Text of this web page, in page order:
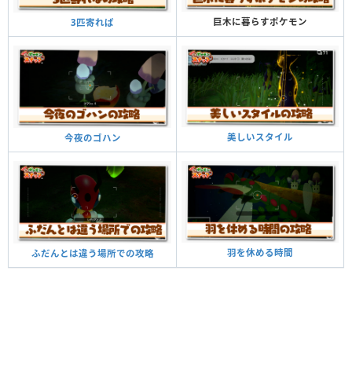
3匹寄れば 巨木に暮らすポケモン
今夜のゴハン 美しいスタイル
ふだんとは違う場所での攻略 羽を休める時間